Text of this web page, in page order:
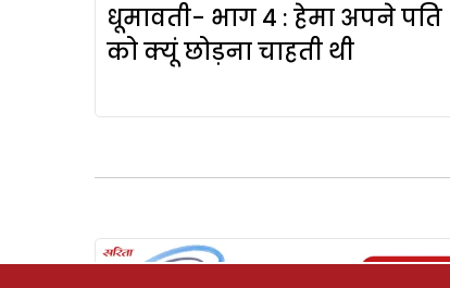
धूमावती- भाग 4 : हेमा अपने पति
को क्यूं छोड़ना चाहती थी